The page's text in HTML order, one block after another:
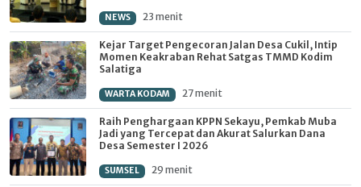
NEWS 23 menit
Kejar Target Pengecoran Jalan Desa Cukil, Intip
Momen Keakraban Rehat Satgas TMMD Kodim
Salatiga
WARTA KODAM 27 menit
Raih Penghargaan KPPN Sekayu, Pemkab Muba
Jadi yang Tercepat dan Akurat Salurkan Dana
Desa Semester I 2026
SUMSEL 29 menit